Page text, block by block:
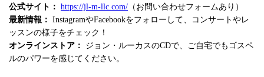
公式サイト： https://jl-m-llc.com/ （お問い合わせフォームあり）
最新情報： InstagramやFacebookをフォローして、コンサートやレ
ッスンの様子をチェック！
オンラインストア：
ジョン・ルーカスのCDで、ご自宅でもゴスペ
ルのパワーを感じてください。